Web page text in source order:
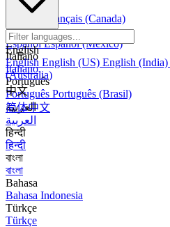
Français
Français (Canada)
Español
EspañolEspañol (México)
Italiano
Italiano
Português
Português Português (Brasil)
العربية
العربية
हिन्दी
हिन्दी
বাংলা
বাংলা
Bahasa
Bahasa Indonesia
Türkçe
Türkçe
English
English English (US) English (India)
(Australia)
中文
简体中文